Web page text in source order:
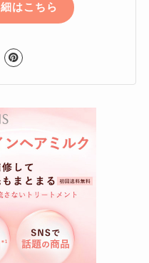
はこちら